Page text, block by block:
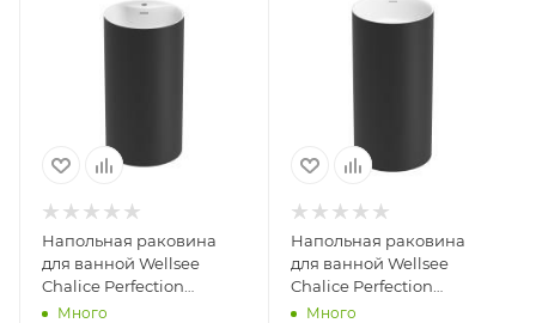
Напольная раковина
для ванной Wellsee
Chalice Perfection
230616000
Много
Напольная раковина
для ванной Wellsee
Chalice Perfection
230613000
Много